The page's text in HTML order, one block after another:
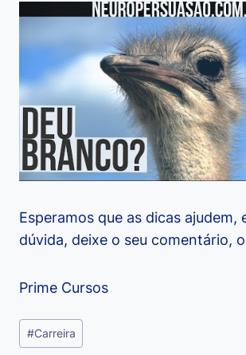
Esperamos que as dicas ajudem,
dúvida, deixe o seu comentário,
Prime Cursos
Tags
do
#Carreira